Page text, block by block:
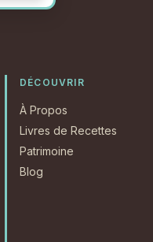
DÉCOUVRIR
À Propos
Livres de Recettes
Patrimoine
Blog